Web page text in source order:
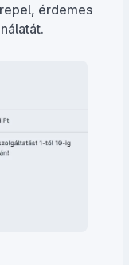
érdemes